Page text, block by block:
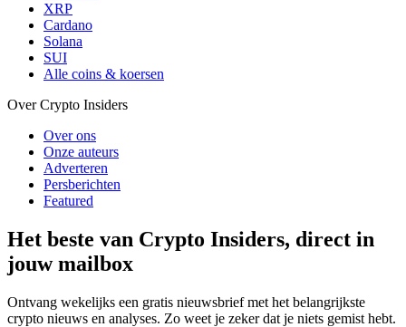
XRP
Cardano
Solana
SUI
Alle coins & koersen
Over Crypto Insiders
Over ons
Onze auteurs
Adverteren
Persberichten
Featured
Het beste van Crypto Insiders, direct in
jouw mailbox
Ontvang wekelijks een gratis nieuwsbrief met het belangrijkste
crypto nieuws en analyses. Zo weet je zeker dat je niets gemist hebt.